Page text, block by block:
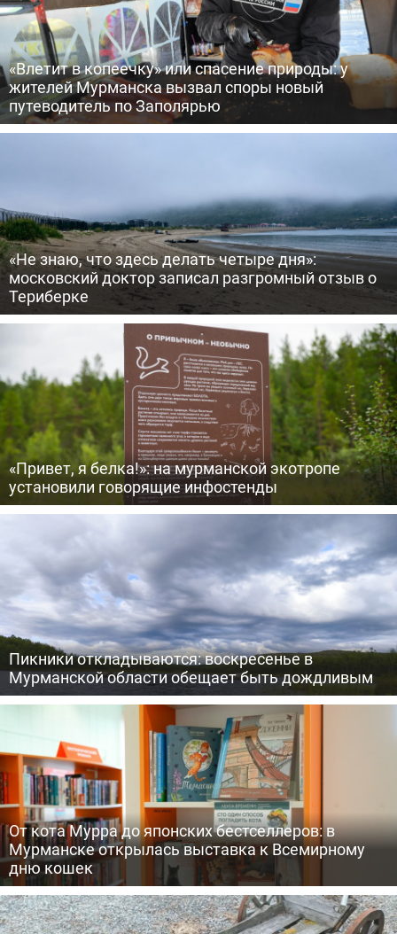
«Влетит в копеечку» или спасение природы: у
жителей Мурманска вызвал споры новый
путеводитель по Заполярью
«Не знаю, что здесь делать четыре дня»:
московский доктор записал разгромный отзыв о
Териберке
«Привет, я белка!»: на мурманской экотропе
установили говорящие инфостенды
Пикники откладываются: воскресенье в
Мурманской области обещает быть дождливым
От кота Мурра до японских бестселлеров: в
Мурманске открылась выставка к Всемирному
дню кошек